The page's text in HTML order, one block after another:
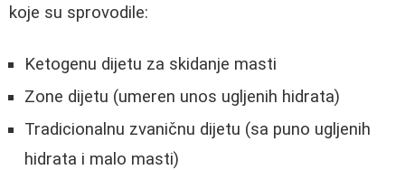
koje su sprovodile:
Ketogenu dijetu za skidanje masti
Zone dijetu (umeren unos ugljenih hidrata)
Tradicionalnu zvaničnu dijetu (sa puno ugljenih
hidrata i malo masti)